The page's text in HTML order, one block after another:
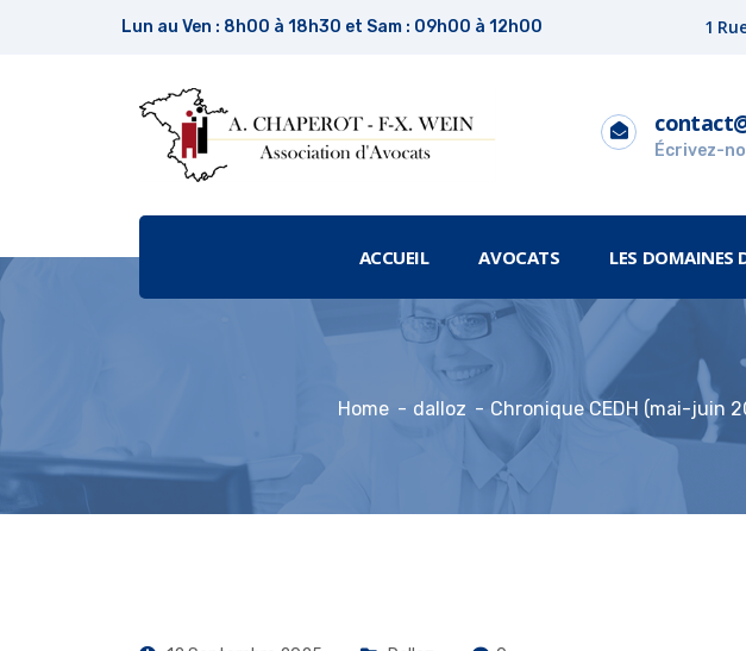
Lun au Ven : 8h00 à 18h30 et Sam : 09h00 à 12h00 1
Écrivez-
ACCUEIL AVOCATS LES DOMAINES
Home dalloz Chronique CEDH (mai-juin